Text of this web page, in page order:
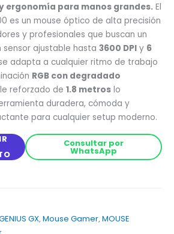
ergonomía para manos grandes. El
es un mouse óptico de alta precisión
y profesionales que buscan un
sensor ajustable hasta 3600 DPI y 6
adapta a cualquier ritmo de trabajo
RGB con degradado
reforzado de 1.8 metros lo
duradera, cómoda y
para cualquier setup moderno.
Consultar por
WhatsApp
GX,Mouse Gamer,MOUSE